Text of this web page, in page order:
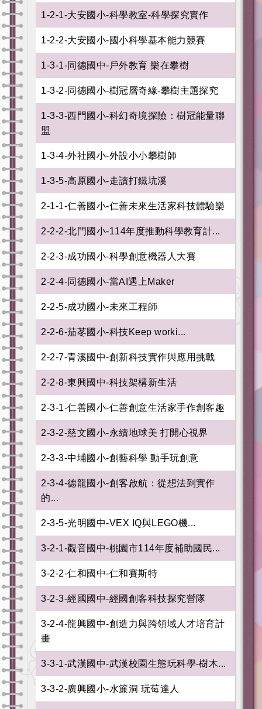
1-2-1-大安國小-科學教室-科學探究實作
1-2-2-大安國小-國小科學基本能力競賽
1-3-1-同德國中-戶外教育 樂在攀樹
1-3-2-同德國小-樹冠層奇緣-攀樹主題探究
1-3-3-西門國小-科幻奇境探險：樹冠能量聯
盟
1-3-4-外社國小-外設小小攀樹師
1-3-5-高原國小-走讀打鐵坑溪
2-1-1-仁善國小-仁善未來生活家科技體驗樂
2-2-2-北門國小-114年度推動科學教育計...
2-2-3-成功國小-科學創意機器人大賽
2-2-4-同德國小-當AI遇上Maker
2-2-5-成功國小-未來工程師
2-2-6-茄苳國小-科技Keep worki...
2-2-7-青溪國中-創新科技實作與應用挑戰
2-2-8-東興國中-科技架構新生活
2-3-1-仁善國小-仁善創意生活家手作創客趣
2-3-2-慈文國小-永續地球美 打開心視界
2-3-3-中埔國小-創藝科學 動手玩創意
2-3-4-德龍國小-創客啟航：從想法到實作
的...
2-3-5-光明國中-VEX IQ與LEGO機...
3-2-1-觀音國中-桃園市114年度補助國民...
3-2-2-仁和國中-仁和賽斯特
3-2-3-經國國中-經國創客科技探究營隊
3-2-4-龍興國中-創造力與跨領域人才培育計
畫
3-3-1-武漢國中-武漢校園生態玩科學-樹木...
3-3-2-廣興國小-水簾洞 玩莓達人